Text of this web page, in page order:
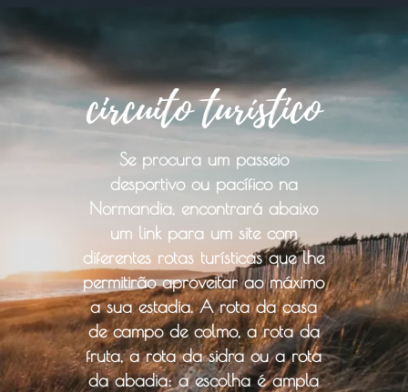
circuito turístico
Se procura um passeio
desportivo ou pacífico na
Normandia, encontrará abaixo
um link para um site com
diferentes rotas turísticas que lhe
permitirão aproveitar ao máximo
a sua estadia. A rota da casa
de campo de colmo, a rota da
fruta, a rota da sidra ou a rota
da abadia: a escolha é ampla